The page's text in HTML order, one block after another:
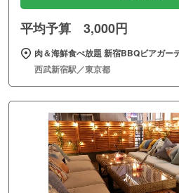
平均予算 3,000円
肉＆海鮮食べ放題 新宿BBQビアガー
西武新宿駅／東京都